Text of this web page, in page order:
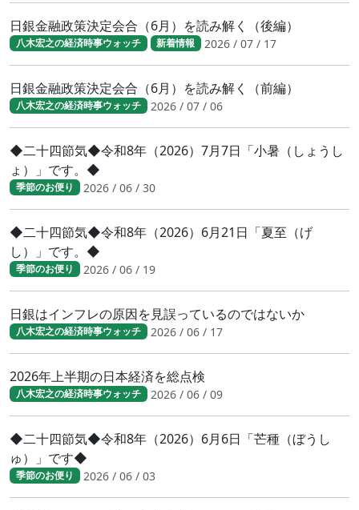
日銀金融政策決定会合（6月）を読み解く（後編）
八木宏之の経済時事ウォッチ 新着情報 2026 / 07 / 17
日銀金融政策決定会合（6月）を読み解く（前編）
八木宏之の経済時事ウォッチ 2026 / 07 / 06
◆二十四節気◆令和8年（2026）7月7日「小暑（しょうし
ょ）」です。◆
季節のお便り 2026 / 06 / 30
◆二十四節気◆令和8年（2026）6月21日「夏至（げ
し）」です。◆
季節のお便り 2026 / 06 / 19
日銀はインフレの原因を見誤っているのではないか
八木宏之の経済時事ウォッチ 2026 / 06 / 17
2026年上半期の日本経済を総点検
八木宏之の経済時事ウォッチ 2026 / 06 / 09
◆二十四節気◆令和8年（2026）6月6日「芒種（ぼうし
ゅ）」です◆
季節のお便り 2026 / 06 / 03